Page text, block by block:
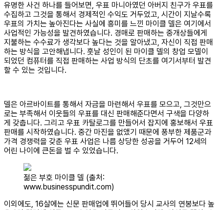
유명한 사건 하나를 들어보면, 우표 마니아였던 아버지 친구가 우표를
수집하고 그것을 통해서 경제적인 수익도 거두었고, 시간이 지날수록
우표의 가치는 높아진다는 사실에 흥미를 느낀 마이클 델은 여기에서
사업적인 가능성을 발견하였습니다. 경매로 판매하는 중개상들에게
지불하는 수수료가 생각보다 높다는 것을 알아냈고, 자신이 직접 판매
하는 방식을 고안해냅니다. 훗날 성인이 된 마이클 델의 창업 모델이
되었던 컴퓨터를 직접 판매하는 사업 방식의 단초를 여기서부터 발견
할 수 있는 것입니다.
델은 아르바이트를 통해서 자금을 마련해서 우표를 모으고, 그것만으
로는 부족해서 이웃들의 우표를 대신 판매해준다면서 구색을 다양하
게 갖춥니다. 그리고 우표 카탈로그를 만들어서 잡지에 홍보해서 우표
판매를 시작하였습니다. 중간 마진을 없앴기 때문에 풍부한 제품군과
가격 경쟁력을 갖춘 우표 사업은 나름 상당한 성공을 거두어 12세의
어린 나이에 큰돈을 벌 수 있었습니다.
젊은 부호 마이클 델 (출처:
www.businesspundit.com)
이외에도, 16살에는 신문 판매업에 뛰어들어 당시 교사의 연봉보다 높